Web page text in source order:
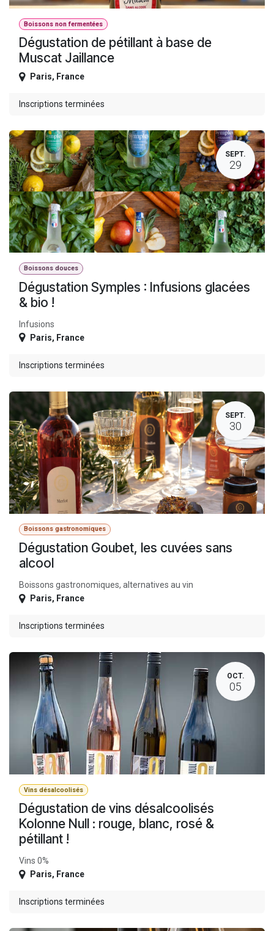
Boissons non fermentées
Dégustation de pétillant à base de
Muscat Jaillance
Paris, France
Inscriptions terminées
SEPT.
29
Boissons douces
Dégustation Symples : Infusions glacées
& bio !
Infusions
Paris, France
Inscriptions terminées
SEPT.
30
Boissons gastronomiques
Dégustation Goubet, les cuvées sans
alcool
Boissons gastronomiques, alternatives au vin
Paris, France
Inscriptions terminées
OCT.
05
Vins désalcoolisés
Dégustation de vins désalcoolisés
Kolonne Null : rouge, blanc, rosé &
pétillant !
Vins 0%
Paris, France
Inscriptions terminées